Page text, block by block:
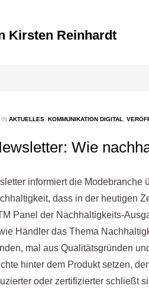
IN AKTUELLES KOMMUNIKATION DIGITAL
Wie
informiert die
dass in der heutigen
Panel der Nachhaltigkeits-
Händler das Thema
mal aus Qualitätsgründen
hinter dem Produkt setzen,
oder zertifizierter schließt